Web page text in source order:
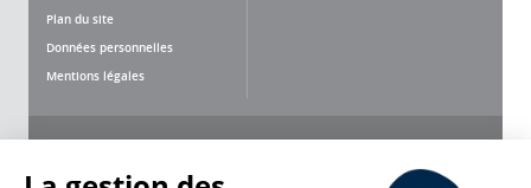
Plan du site
Données personnelles
Mentions légales